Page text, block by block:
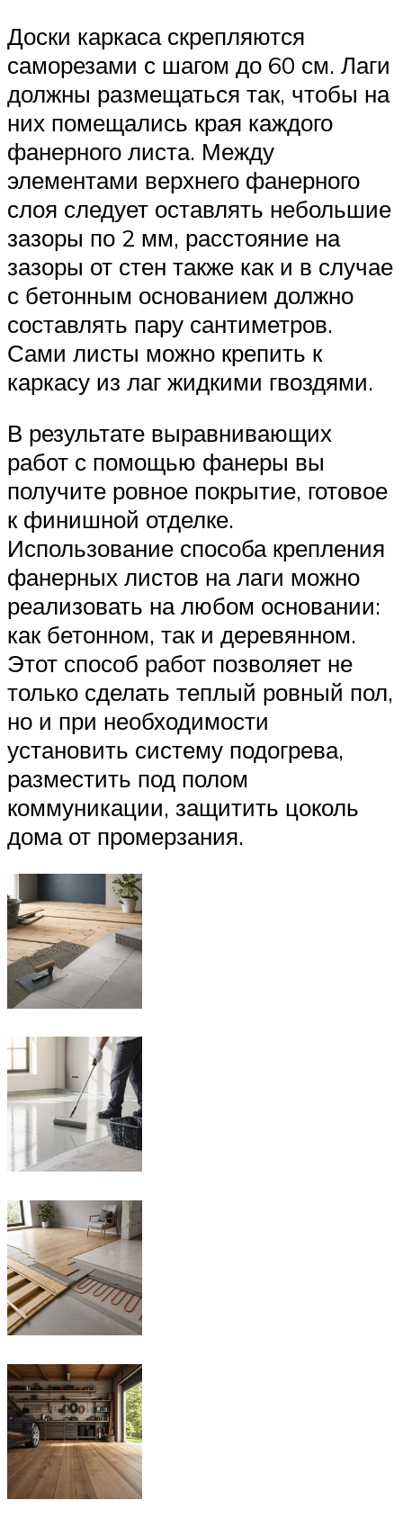
Доски каркаса скрепляются
саморезами с шагом до 60 см. Лаги
должны размещаться так, чтобы на
них помещались края каждого
фанерного листа. Между
элементами верхнего фанерного
слоя следует оставлять небольшие
зазоры по 2 мм, расстояние на
зазоры от стен также как и в случае
с бетонным основанием должно
составлять пару сантиметров.
Сами листы можно крепить к
каркасу из лаг жидкими гвоздями.
В результате выравнивающих
работ с помощью фанеры вы
получите ровное покрытие, готовое
к финишной отделке.
Использование способа крепления
фанерных листов на лаги можно
реализовать на любом основании:
как бетонном, так и деревянном.
Этот способ работ позволяет не
только сделать теплый ровный пол,
но и при необходимости
установить систему подогрева,
разместить под полом
коммуникации, защитить цоколь
дома от промерзания.